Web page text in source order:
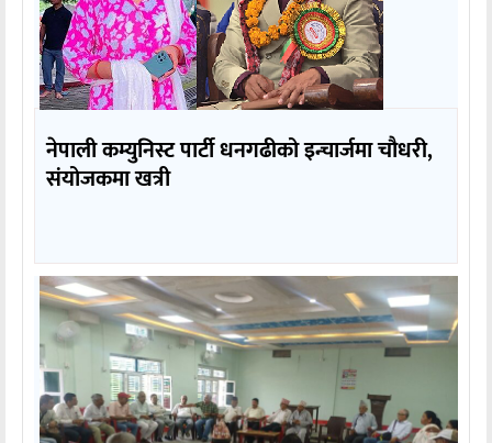
नेपाली कम्युनिस्ट पार्टी धनगढीको इन्चार्जमा चौधरी,
संयोजकमा खत्री